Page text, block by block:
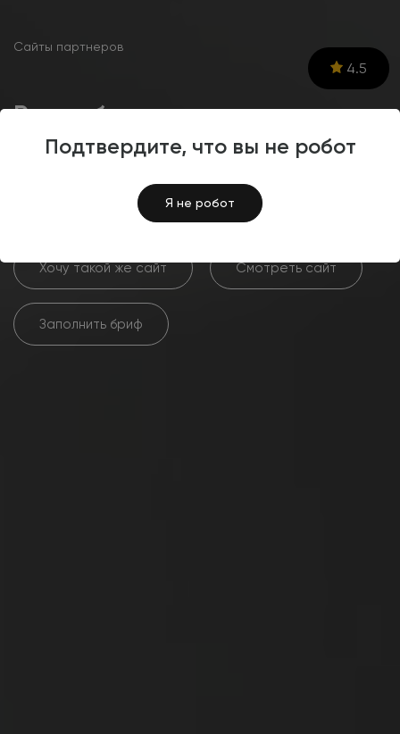
Подтвердите, что вы не робот
Я не робот
Сайты партнеров
Разработка интернет-
магазина сувенирной
Хочу такой же сайт Смотреть сайт
Заполнить бриф
4.5